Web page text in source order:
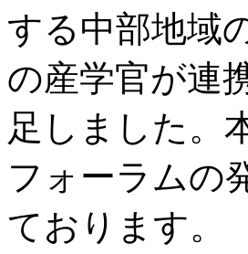
する中部地域
の産学官が連
足しました。
フォーラムの
ております。